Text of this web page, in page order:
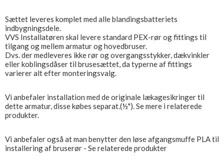
Sættet leveres komplet med alle blandingsbatteriets
indbygningsdele.
VVS Installatøren skal levere standard PEX-rør og fittings til
tilgang og mellem armatur og hovedbruser.
Dvs. der medleveres ikke rør og overgangsstykker, dækvinkler
eller koblingsdåser til brusesættet, da typerne af fittings
varierer alt efter monteringsvalg.
Vi anbefaler installation med de originale lækagesikringer til
dette armatur, disse købes separat.(½"). Se mere i relaterede
produkter.
Vi anbefaler også at man benytter den løse afgangsmuffe PLA til
installering af bruserør - Se relaterede produkter